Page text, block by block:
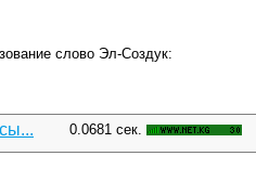
слово Эл-Создук:
0.0681 сек.